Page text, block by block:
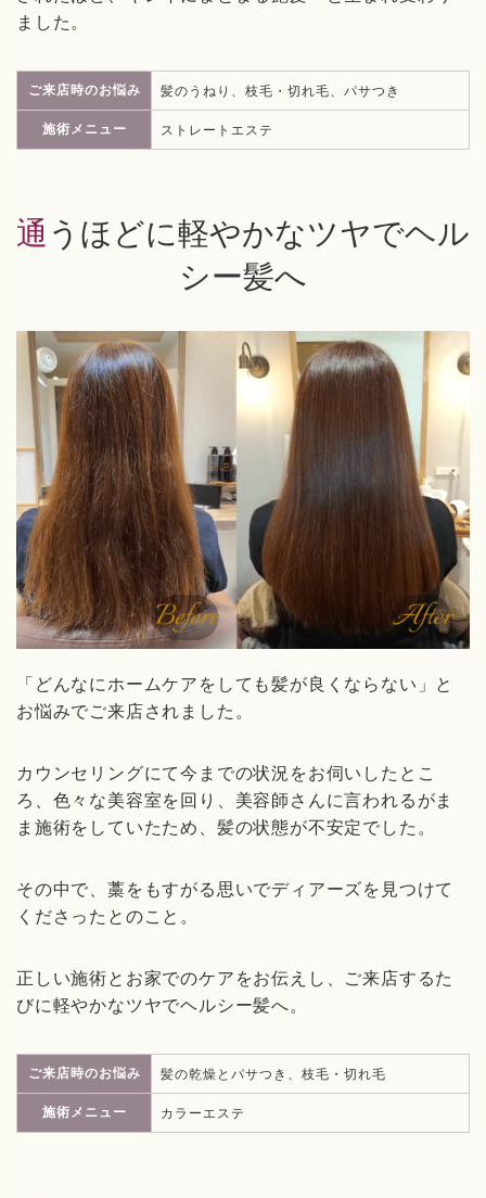
ました。
ご来店時のお悩み 髪のうねり、枝毛・切れ毛、パサつき
施術メニュー ストレートエステ
通うほどに軽やかなツヤでヘル
シー髪へ
「どんなにホームケアをしても髪が良くならない」と
お悩みでご来店されました。
カウンセリングにて今までの状況をお伺いしたとこ
ろ、色々な美容室を回り、美容師さんに言われるがま
ま施術をしていたため、髪の状態が不安定でした。
その中で、藁をもすがる思いでディアーズを見つけて
くださったとのこと。
正しい施術とお家でのケアをお伝えし、ご来店するた
びに軽やかなツヤでヘルシー髪へ。
ご来店時のお悩み 髪の乾燥とパサつき、枝毛・切れ毛
施術メニュー カラーエステ